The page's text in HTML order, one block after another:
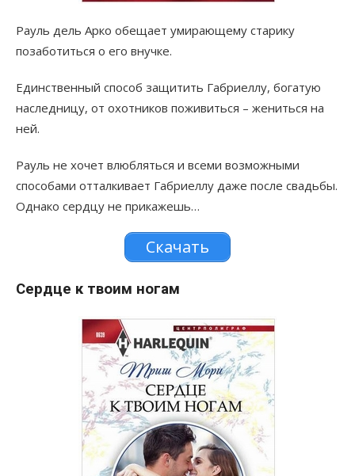
Рауль дель Арко обещает умирающему старику
позаботиться о его внучке.
Единственный способ защитить Габриеллу, богатую
наследницу, от охотников поживиться – жениться на
ней.
Рауль не хочет влюбляться и всеми возможными
способами отталкивает Габриеллу даже после свадьбы.
Однако сердцу не прикажешь…
Скачать
Сердце к твоим ногам